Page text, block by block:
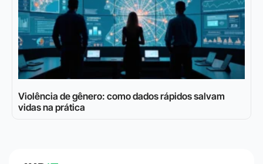
Violência de gênero: como dados rápidos salvam
vidas na prática